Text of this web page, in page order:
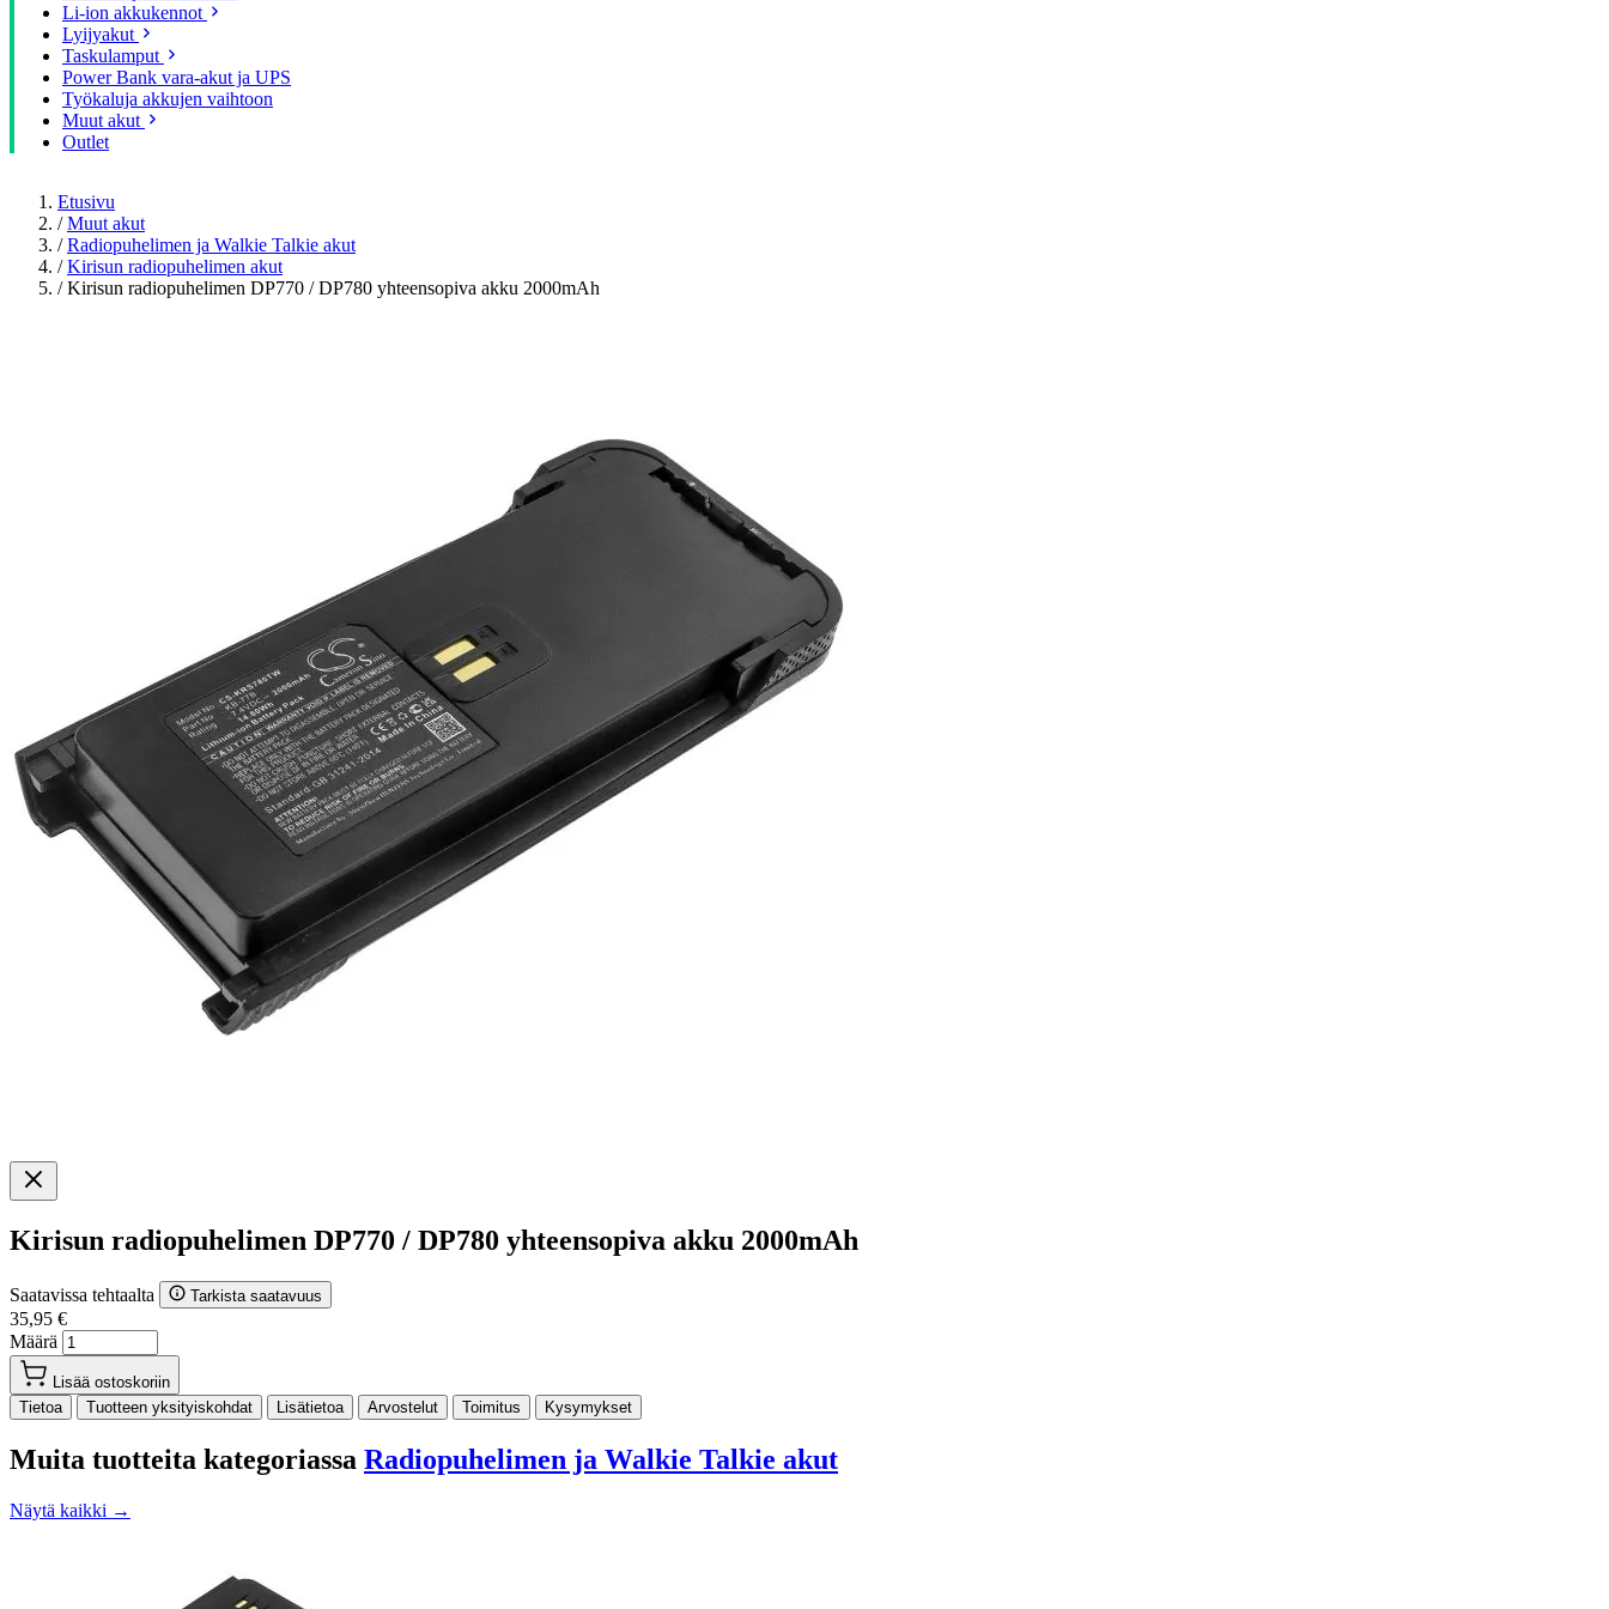
Li-ion akkukennot
Lyijyakut
Taskulamput
Power Bank vara-akut ja UPS
Työkaluja akkujen vaihtoon
Muut akut
Outlet
Etusivu
/ Muut akut
/ Radiopuhelimen ja Walkie Talkie akut
/ Kirisun radiopuhelimen akut
/ Kirisun radiopuhelimen DP770 / DP780 yhteensopiva akku 2000mAh
Kirisun radiopuhelimen DP770 / DP780 yhteensopiva akku 2000mAh
Saatavissa tehtaalta Tarkista saatavuus
35,95 €
Määrä
Lisää ostoskoriin
Tietoa
Tuotteen yksityiskohdat Lisätietoa Arvostelut Toimitus Kysymykset
Muita tuotteita kategoriassa Radiopuhelimen ja Walkie Talkie akut
Näytä kaikki →